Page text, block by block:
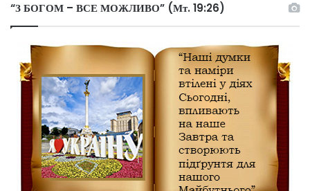
“З БОГОМ – ВСЕ МОЖЛИВО” (Мт. 19:26)